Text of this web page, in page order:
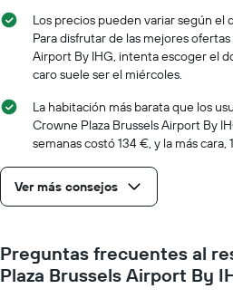
habitación
gráfico
muestra
eje
que
indica
número
de
días
que
la
estancia
Los precios pueden variar según el
Para disfrutar de las mejores
Airport By IHG, intenta escoger el
caro suele ser el miércoles.
La habitación más barata que los
Crowne Plaza Brussels Airport By
semanas costó 134 €, y la más cara,
Ver más consejos
Preguntas frecuentes al
Plaza Brussels Airport By